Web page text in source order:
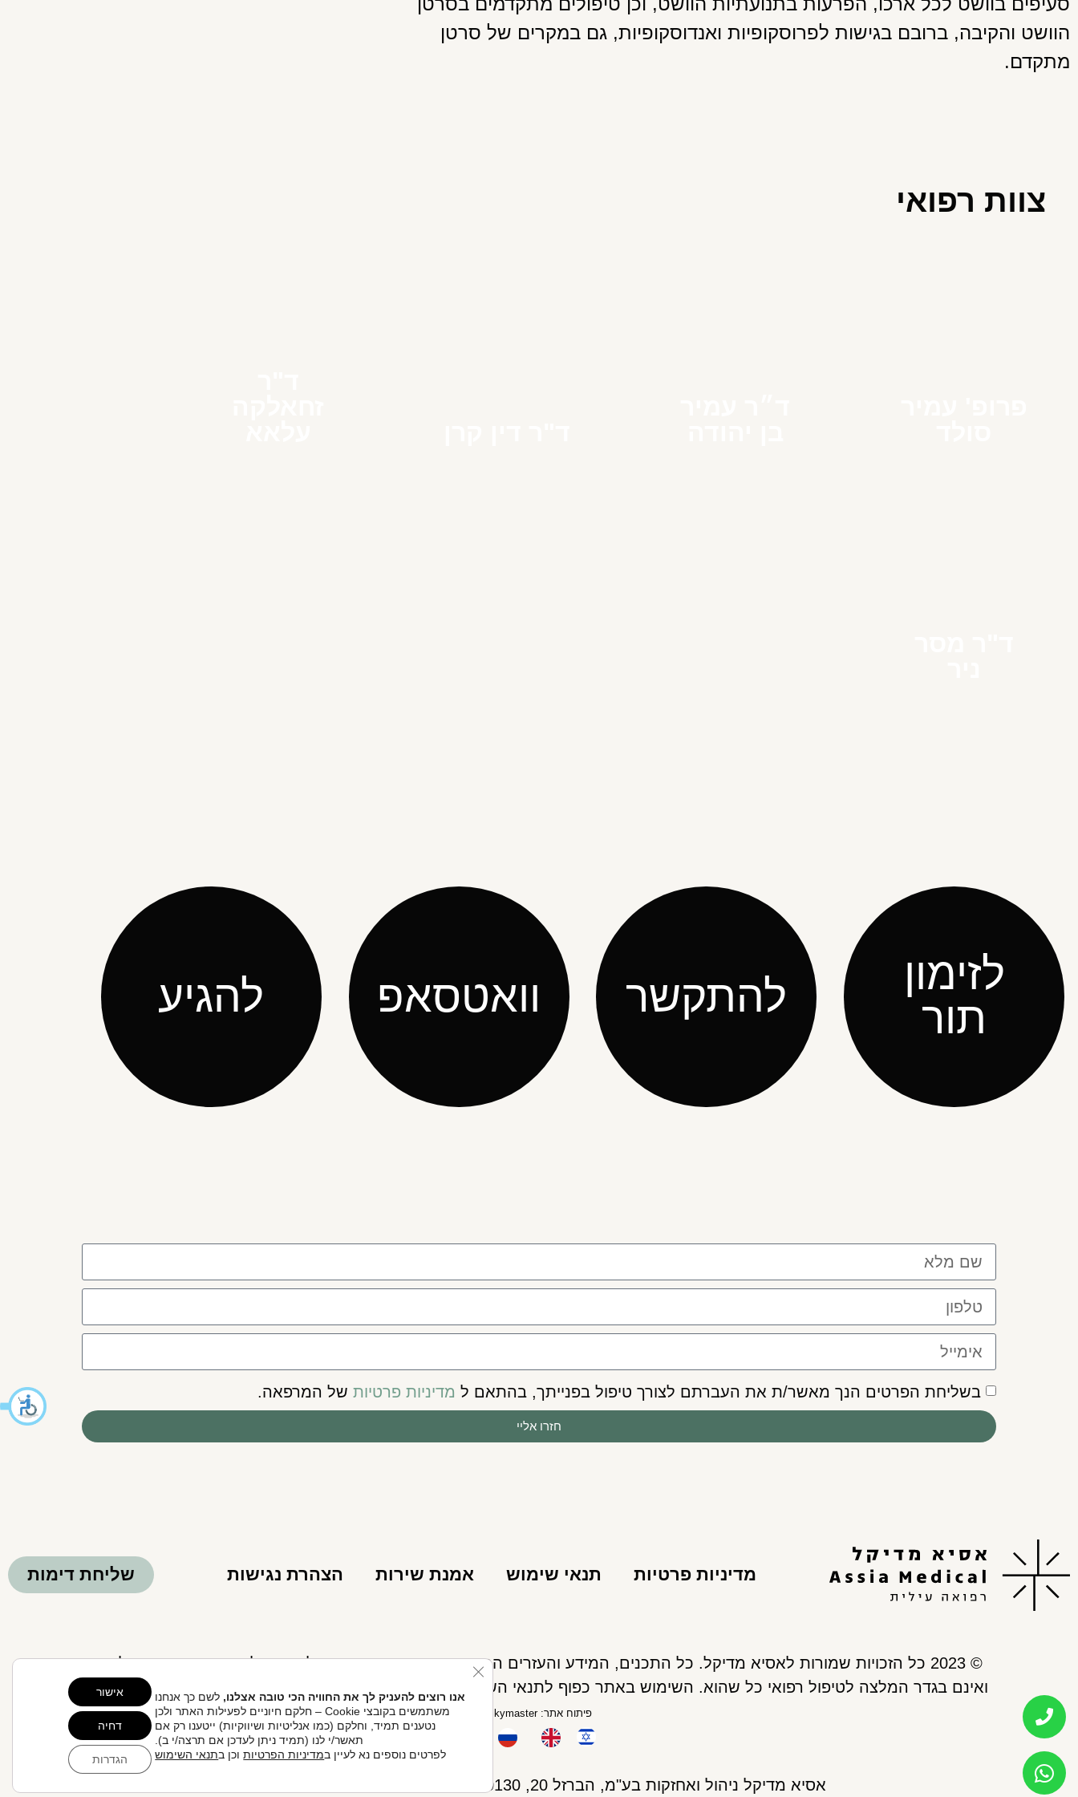
הוושט והקיבה, ברובם בגישות לפרוסקופיות ואנדוסקופיות, גם במקרים של סרטן
מתקדם.
צוות רפואי
לזימון
תור
להתקשר וואטסאפ להגיע
בשליחת הפרטים הנך מאשר/ת את העברתם לצורך טיפול בפנייתך, בהתאם ל מדיניות פרטיות של המרפאה.
חזרו אליי
מדיניות פרטיות תנאי שימוש אמנת שירות הצהרת נגישות שליחת דימות
© 2023 כל הזכויות שמורות לאסיא מדיקל. כל התכנים, המידע והעזרים המופיעים באתר אסיא מדיקל, נועדו למתן אינפורמציה בלבד,
ואינם בגדר המלצה לטיפול רפואי כל שהוא. השימוש באתר כפוף לתנאי השימוש ואינו מחליף את אחריות הגולש לקבלת ייעוץ ע"י רופא.
פיתוח אתר: Skymaster
אסיא מדיקל ניהול ואחזקות בע"מ, הברזל 20, 074-705-0130.
אנו רוצים להעניק לך את החוויה הכי טובה אצלנו, לשם כך אנחנו
משתמשים בקובצי Cookie – חלקם חיוניים לפעילות האתר ולכן
נטענים תמיד, וחלקם (כמו אנליטיות ושיווקיות) ייטענו רק אם
תאשר/י לנו (תמיד ניתן לעדכן אם תרצה/י ב).
לפרטים נוספים נא לעיין במדיניות הפרטיותוכן בתנאי השימוש
אישור
דחיה
הגדרות
Close GDPR Cookie Banner